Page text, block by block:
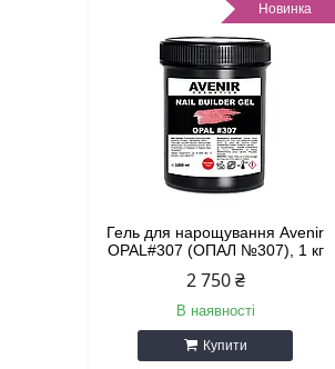
Новинка
Гель для нарощування Avenir
OPAL#307 (ОПАЛ №307), 1 кг
2 750 ₴
В наявності
Купити